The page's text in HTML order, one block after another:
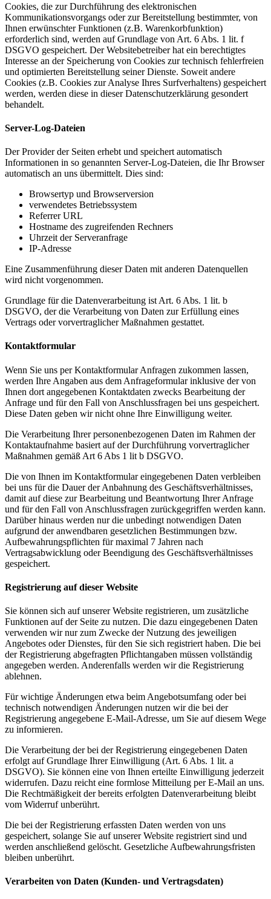
Cookies, die zur Durchführung des elektronischen
Kommunikationsvorgangs oder zur Bereitstellung bestimmter, von
Ihnen erwünschter Funktionen (z.B. Warenkorbfunktion)
erforderlich sind, werden auf Grundlage von Art. 6 Abs. 1 lit. f
DSGVO gespeichert. Der Websitebetreiber hat ein berechtigtes
Interesse an der Speicherung von Cookies zur technisch fehlerfreien
und optimierten Bereitstellung seiner Dienste. Soweit andere
Cookies (z.B. Cookies zur Analyse Ihres Surfverhaltens) gespeichert
werden, werden diese in dieser Datenschutzerklärung gesondert
behandelt.
Server-Log-Dateien
Der Provider der Seiten erhebt und speichert automatisch
Informationen in so genannten Server-Log-Dateien, die Ihr Browser
automatisch an uns übermittelt. Dies sind:
Browsertyp und Browserversion
verwendetes Betriebssystem
Referrer URL
Hostname des zugreifenden Rechners
Uhrzeit der Serveranfrage
IP-Adresse
Eine Zusammenführung dieser Daten mit anderen Datenquellen
wird nicht vorgenommen.
Grundlage für die Datenverarbeitung ist Art. 6 Abs. 1 lit. b
DSGVO, der die Verarbeitung von Daten zur Erfüllung eines
Vertrags oder vorvertraglicher Maßnahmen gestattet.
Kontaktformular
Wenn Sie uns per Kontaktformular Anfragen zukommen lassen,
werden Ihre Angaben aus dem Anfrageformular inklusive der von
Ihnen dort angegebenen Kontaktdaten zwecks Bearbeitung der
Anfrage und für den Fall von Anschlussfragen bei uns gespeichert.
Diese Daten geben wir nicht ohne Ihre Einwilligung weiter.
Die Verarbeitung Ihrer personenbezogenen Daten im Rahmen der
Kontaktaufnahme basiert auf der Durchführung vorvertraglicher
Maßnahmen gemäß Art 6 Abs 1 lit b DSGVO.
Die von Ihnen im Kontaktformular eingegebenen Daten verbleiben
bei uns für die Dauer der Anbahnung des Geschäftsverhältnisses,
damit auf diese zur Bearbeitung und Beantwortung Ihrer Anfrage
und für den Fall von Anschlussfragen zurückgegriffen werden kann.
Darüber hinaus werden nur die unbedingt notwendigen Daten
aufgrund der anwendbaren gesetzlichen Bestimmungen bzw.
Aufbewahrungspflichten für maximal 7 Jahren nach
Vertragsabwicklung oder Beendigung des Geschäftsverhältnisses
gespeichert.
Registrierung auf dieser Website
Sie können sich auf unserer Website registrieren, um zusätzliche
Funktionen auf der Seite zu nutzen. Die dazu eingegebenen Daten
verwenden wir nur zum Zwecke der Nutzung des jeweiligen
Angebotes oder Dienstes, für den Sie sich registriert haben. Die bei
der Registrierung abgefragten Pflichtangaben müssen vollständig
angegeben werden. Anderenfalls werden wir die Registrierung
ablehnen.
Für wichtige Änderungen etwa beim Angebotsumfang oder bei
technisch notwendigen Änderungen nutzen wir die bei der
Registrierung angegebene E-Mail-Adresse, um Sie auf diesem Wege
zu informieren.
Die Verarbeitung der bei der Registrierung eingegebenen Daten
erfolgt auf Grundlage Ihrer Einwilligung (Art. 6 Abs. 1 lit. a
DSGVO). Sie können eine von Ihnen erteilte Einwilligung jederzeit
widerrufen. Dazu reicht eine formlose Mitteilung per E-Mail an uns.
Die Rechtmäßigkeit der bereits erfolgten Datenverarbeitung bleibt
vom Widerruf unberührt.
Die bei der Registrierung erfassten Daten werden von uns
gespeichert, solange Sie auf unserer Website registriert sind und
werden anschließend gelöscht. Gesetzliche Aufbewahrungsfristen
bleiben unberührt.
Verarbeiten von Daten (Kunden- und Vertragsdaten)